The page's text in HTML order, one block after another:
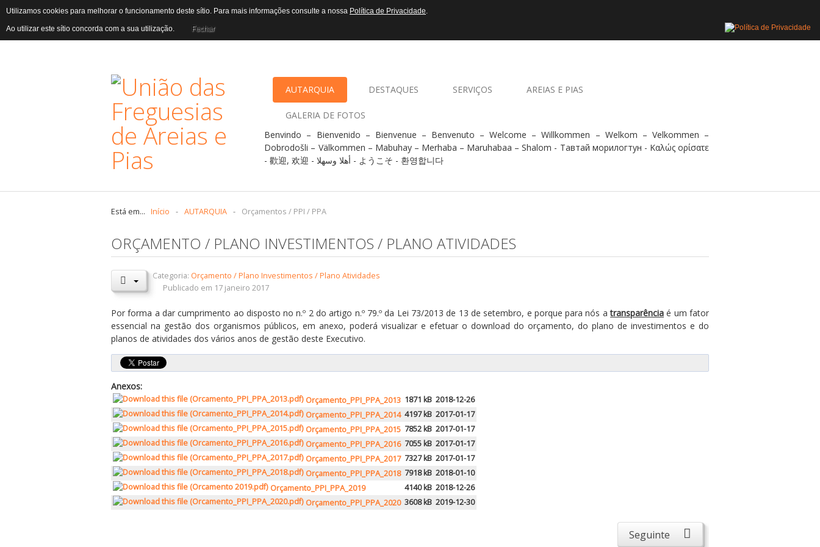
AUTARQUIA DESTAQUES SERVIÇOS AREIAS E PIAS
GALERIA DE FOTOS
Benvindo – Bienvenido – Bienvenue – Benvenuto – Welcome – Willkommen – Welkom – Velkommen –
Dobrodošli – Välkommen – Mabuhay – Merhaba – Maruhabaa – Shalom - Тавтай морилогтун - Καλώς ορίσατε
- 歡迎, 欢迎 - أهلا وسهلا - ようこそ - 환영합니다
Está em... Início - AUTARQUIA - Orçamentos / PPI / PPA
ORÇAMENTO / PLANO INVESTIMENTOS / PLANO ATIVIDADES
Categoria: Orçamento / Plano Investimentos / Plano Atividades
Publicado em 17 janeiro 2017
Por forma a dar cumprimento ao disposto no n.º 2 do artigo n.º 79.º da Lei 73/2013 de 13 de setembro, e porque para nós atransparência é um fator
essencial na gestão dos organismos públicos, em anexo, poderá visualizar e efetuar o download do orçamento, do plano de investimentos e do
planos de atividades dos vários anos de gestão deste Executivo.
Anexos:
Orçamento_PPI_PPA_2013 1871 kB 2018-12-26
Orçamento_PPI_PPA_2014 4197 kB 2017-01-17
Orçamento_PPI_PPA_2015 7852 kB 2017-01-17
Orçamento_PPI_PPA_2016 7055 kB 2017-01-17
Orçamento_PPI_PPA_2017 7327 kB 2017-01-17
Orçamento_PPI_PPA_2018 7918 kB 2018-01-10
Orçamento_PPI_PPA_2019
4140 kB 2018-12-26
Orçamento_PPI_PPA_2020 3608 kB 2019-12-30
Seguinte
Utilizamos cookies para melhorar o funcionamento deste sítio. Para mais informações consulte a nossa Política de Privacidade.
Ao utilizar este sítio concorda com a sua utilização. Fechar